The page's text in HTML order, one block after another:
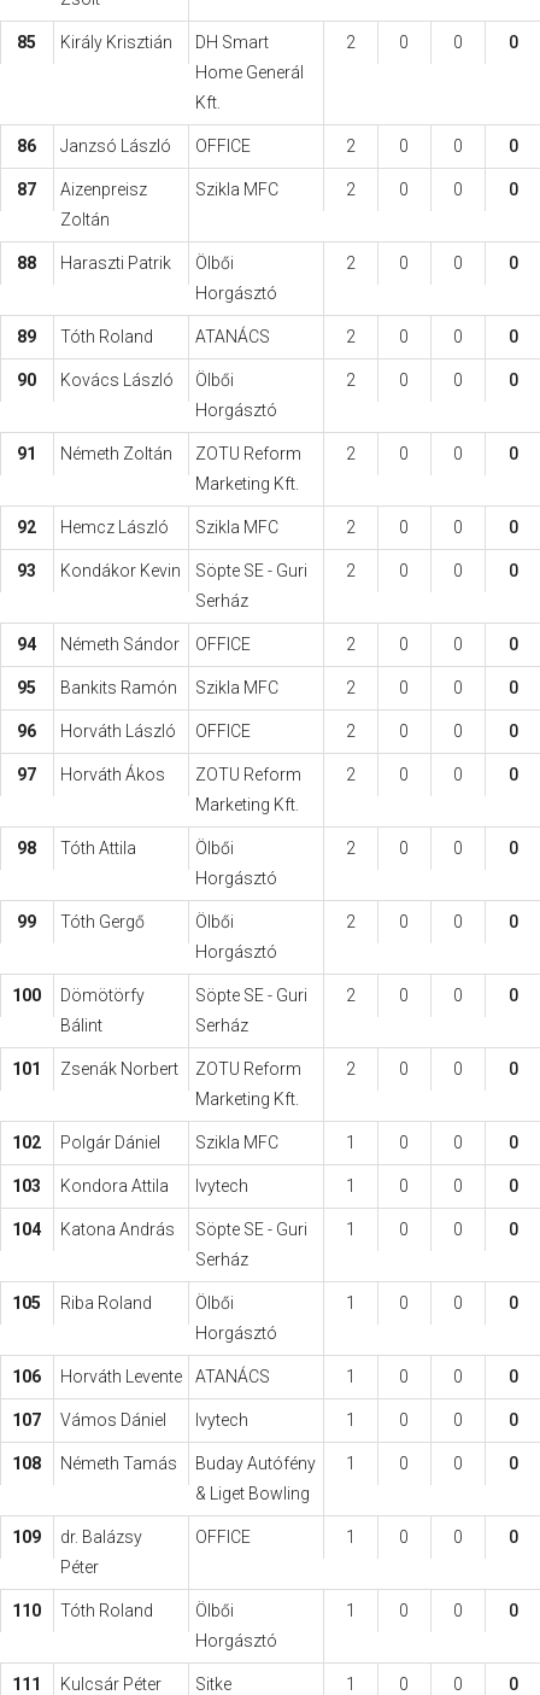
85 Király Krisztián
DH Smart
Home Generál
Kft.
2 0 0 0
86 Janzsó László OFFICE 2 0 0 0
87
Aizenpreisz
Zoltán
Szikla MFC 2 0 0 0
88 Haraszti Patrik
Ölbői
Horgásztó
2 0 0 0
89 Tóth Roland ATANÁCS 2 0 0 0
90 Kovács László
Ölbői
Horgásztó
2 0 0 0
91 Németh Zoltán
ZOTU Reform
Marketing Kft.
2 0 0 0
92 Hemcz László Szikla MFC 2 0 0 0
93 Kondákor Kevin
Söpte SE - Guri
Serház
2 0 0 0
94 Németh Sándor OFFICE 2 0 0 0
95 Bankits Ramón Szikla MFC 2 0 0 0
96 Horváth László OFFICE 2 0 0 0
97 Horváth Ákos
ZOTU Reform
Marketing Kft.
2 0 0 0
98 Tóth Attila
Ölbői
Horgásztó
2 0 0 0
99 Tóth Gergő
Ölbői
Horgásztó
2 0 0 0
100
Dömötörfy
Bálint
Söpte SE - Guri
Serház
2 0 0 0
101 Zsenák Norbert
ZOTU Reform
Marketing Kft.
2 0 0 0
102 Polgár Dániel Szikla MFC 1 0 0 0
103 Kondora Attila Ivytech 1 0 0 0
104 Katona András
Söpte SE - Guri
Serház
1 0 0 0
105 Riba Roland
Ölbői
Horgásztó
1 0 0 0
106 Horváth Levente ATANÁCS 1 0 0 0
107 Vámos Dániel Ivytech 1 0 0 0
108 Németh Tamás
Buday Autófény
& Liget Bowling
1 0 0 0
109
dr. Balázsy
Péter
OFFICE 1 0 0 0
110 Tóth Roland
Ölbői
Horgásztó
1 0 0 0
111 Kulcsár Péter Sitke 1 0 0 0